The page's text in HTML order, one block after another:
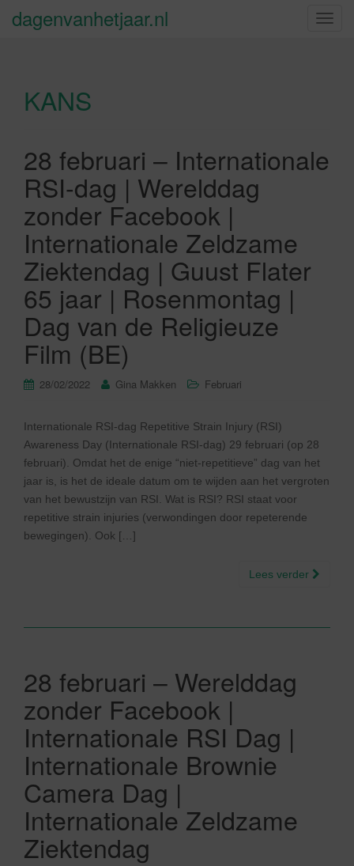
S
a
dagenvanhetjaar.nl
KANS
28 februari – Internationale
RSI-dag | Werelddag
zonder Facebook |
Internationale Zeldzame
Ziektendag | Guust Flater
65 jaar | Rosenmontag |
Dag van de Religieuze
Film (BE)
28/02/2022 Gina Makken Februari
Internationale RSI-dag Repetitive Strain Injury (RSI)
Awareness Day (Internationale RSI-dag) 29 februari (op 28
februari). Omdat het de enige “niet-repetitieve” dag van het
jaar is, is het de ideale datum om te wijden aan het vergroten
van het bewustzijn van RSI. Wat is RSI? RSI staat voor
repetitive strain injuries (verwondingen door repeterende
bewegingen). Ook […]
Lees verder
28 februari – Werelddag
zonder Facebook |
Internationale RSI Dag |
Internationale Brownie
Camera Dag |
Internationale Zeldzame
Ziektendag